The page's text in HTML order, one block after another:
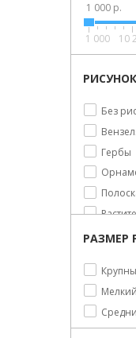
1 000 р.
1 000 10
Без
Гербы
Ромбы
Цветы
РАЗМЕР